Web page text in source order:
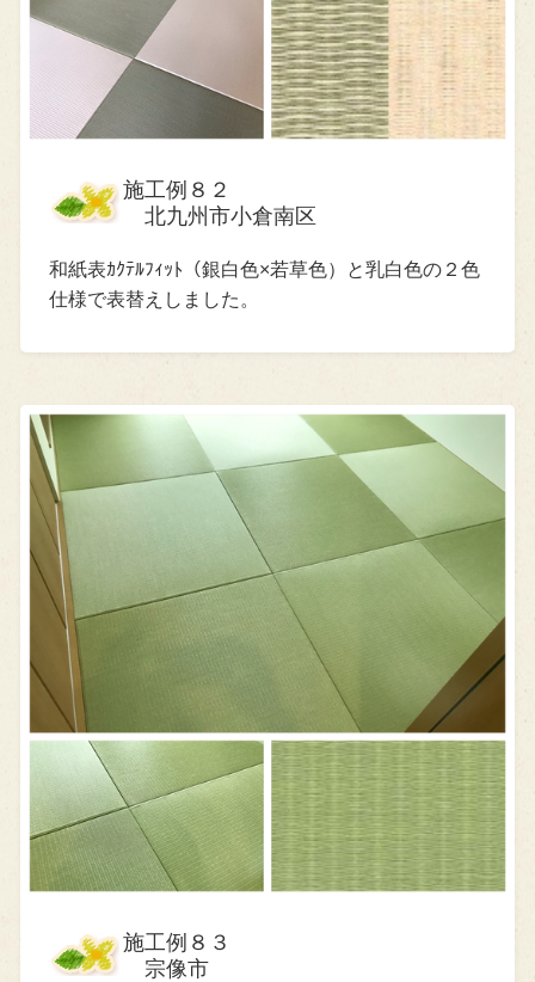
施工例８２
北九州市小倉南区
和紙表ｶｸﾃﾙﾌｨｯﾄ（銀白色×若草色）と乳白色の２色
仕様で表替えしました。
施工例８３
宗像市